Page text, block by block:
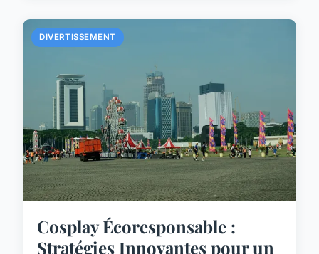
DIVERTISSEMENT
Cosplay Écoresponsable :
Stratégies Innovantes pour un